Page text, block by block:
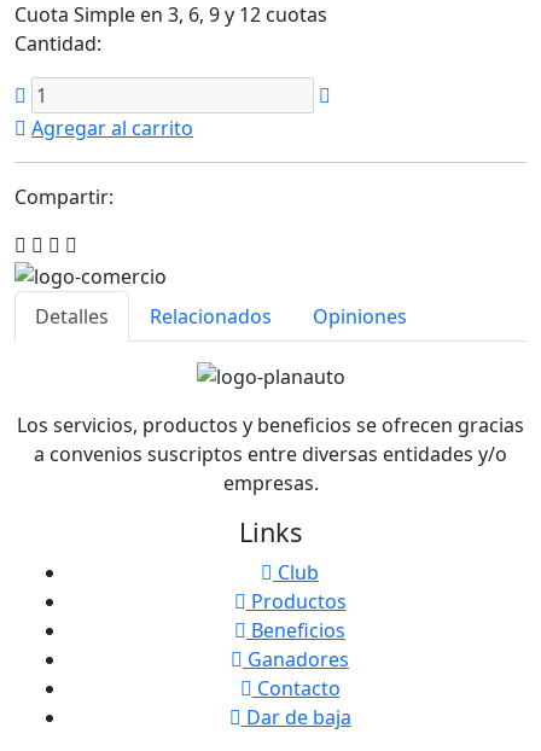
Cuota Simple en 3, 6, 9 y 12 cuotas
Cantidad:
Agregar al carrito
Compartir:
Detalles Relacionados Opiniones
Los servicios, productos y beneficios se ofrecen gracias
a convenios suscriptos entre diversas entidades y/o
empresas.
Links
Club
Productos
Beneficios
Ganadores
Contacto
Dar de baja